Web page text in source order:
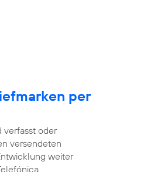
per
verfasst oder
versendeten
weiter